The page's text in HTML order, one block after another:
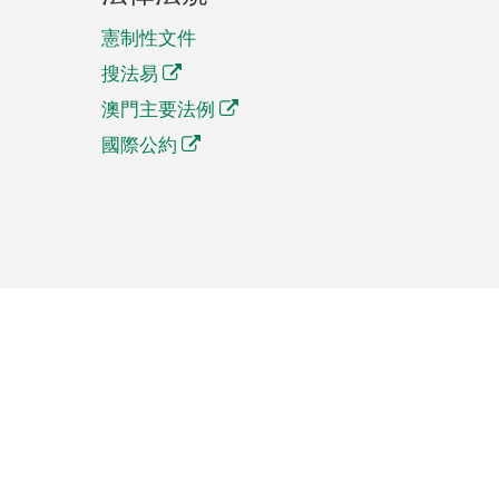
憲制性文件
搜法易
澳門主要法例
國際公約